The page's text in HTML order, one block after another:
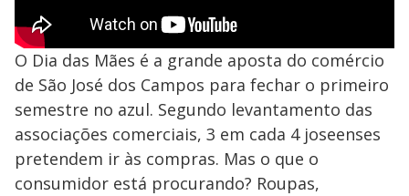
O Dia das Mães é a grande aposta do comércio
de São José dos Campos para fechar o primeiro
semestre no azul. Segundo levantamento das
associações comerciais, 3 em cada 4 joseenses
pretendem ir às compras. Mas o que o
consumidor está procurando? Roupas,